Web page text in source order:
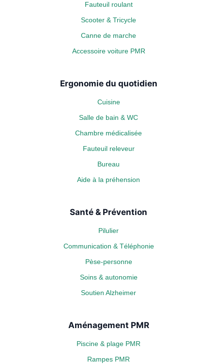
Fauteuil roulant
Scooter & Tricycle
Canne de marche
Accessoire voiture PMR
Ergonomie du quotidien
Cuisine
Salle de bain & WC
Chambre médicalisée
Fauteuil releveur
Bureau
Aide à la préhension
Santé & Prévention
Pilulier
Communication & Téléphonie
Pèse-personne
Soins & autonomie
Soutien Alzheimer
Aménagement PMR
Piscine & plage PMR
Rampes PMR